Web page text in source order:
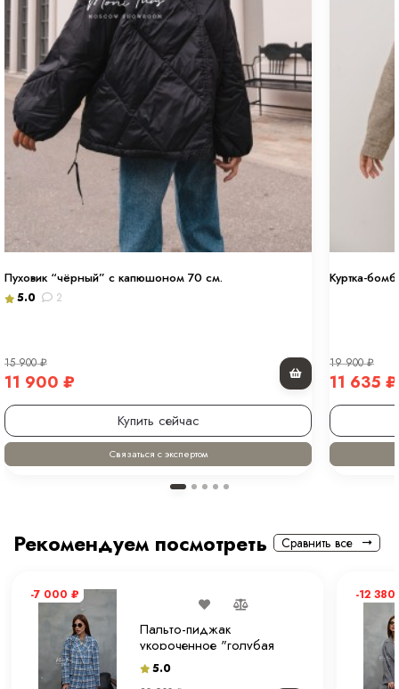
Пуховик “чёрный” с капюшоном 70 см.
5.0 2
15 900₽
11 900 ₽
Купить сейчас
Связаться с экспертом
Куртка-
19 900₽
11 635 ₽
Рекомендуем посмотреть Сравнить все
-7 000 ₽
Пальто-пиджак
укороченное "голубая
клетка" 80 см.
5.0
-12 380